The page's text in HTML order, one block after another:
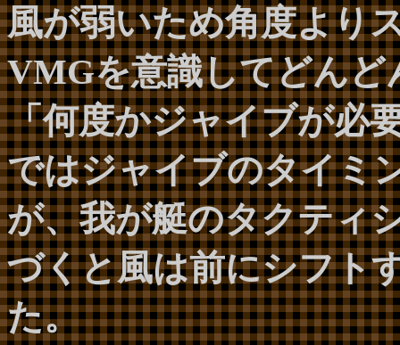
風が弱いため角度より
VMGを意識してどんど
「何度かジャイブが必
ではジャイブのタイミ
が、我が艇のタクティ
づくと風は前にシフト
た。